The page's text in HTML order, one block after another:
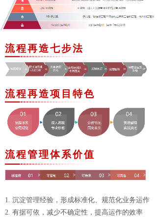
流程再造七步法
流程再造项目特色
流程管理体系价值
1. 沉淀管理经验，形成标准化、规范化业务运作
2. 有据可依，减少不确定性，提高运作的效率